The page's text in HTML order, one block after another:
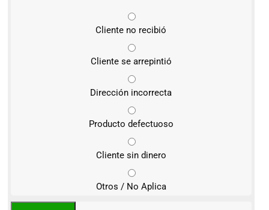
Cliente no recibió
Cliente se arrepintió
Dirección incorrecta
Producto defectuoso
Cliente sin dinero
Otros / No Aplica